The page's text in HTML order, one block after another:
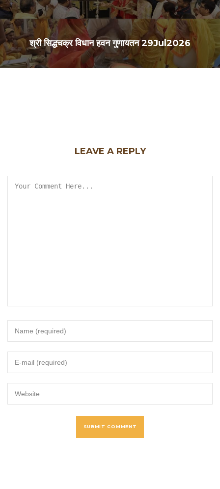
श्री सिद्धचक्र विधान हवन गुणायतन 29Jul2026
LEAVE A REPLY